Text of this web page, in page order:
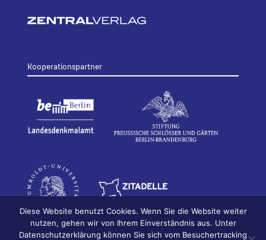
Kooperationspartner
Diese Website benutzt Cookies. Wenn Sie die Website weiter
nutzen, gehen wir von Ihrem Einverständnis aus. Unter
Datenschutzerklärung können Sie sich vom Besuchertracking